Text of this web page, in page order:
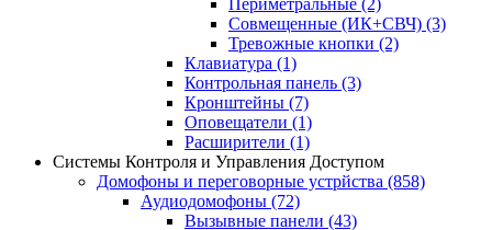
Периметральные (2)
Совмещенные (ИК+СВЧ) (3)
Тревожные кнопки (2)
Клавиатура (1)
Контрольная панель (3)
Кронштейны (7)
Оповещатели (1)
Расширители (1)
Системы Контроля и Управления Доступом
Домофоны и переговорные устрйства (858)
Аудиодомофоны (72)
Вызывные панели (43)